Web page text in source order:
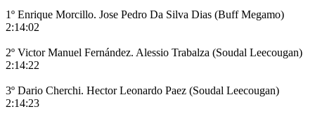
1º Enrique Morcillo. Jose Pedro Da Silva Dias (Buff Megamo)
2:14:02
2º Victor Manuel Fernández. Alessio Trabalza (Soudal Leecougan)
2:14:22
3º Dario Cherchi. Hector Leonardo Paez (Soudal Leecougan)
2:14:23